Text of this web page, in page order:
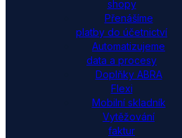
shopy
Přenášíme
platby do účetnictví
Automatizujeme
data a procesy
Doplňky ABRA
Flexi
Mobilní skladník
Vytěžování
faktur